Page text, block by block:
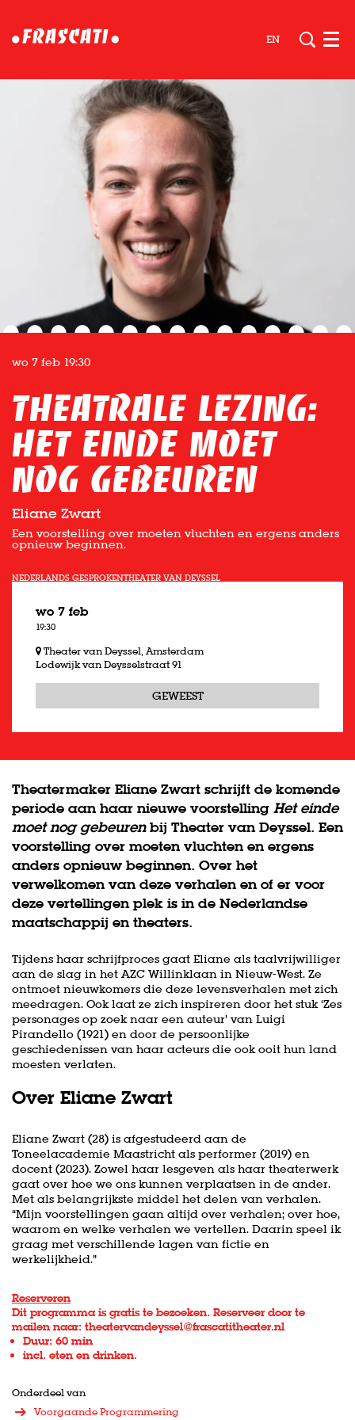
EN
Theatrale lezing:
Het einde moet
nog gebeuren
Eliane Zwart
wo 7 feb 19:30
Een voorstelling over moeten vluchten en ergens anders
opnieuw beginnen.
NEDERLANDS GESPROKENTHEATER VAN DEYSSEL
wo 7 feb
19:30
Theater van Deyssel, Amsterdam
Lodewijk van Deysselstraat 91
GEWEEST
Theatermaker Eliane Zwart schrijft de komende
periode aan haar nieuwe voorstelling Het einde
moet nog gebeurenbij Theater van Deyssel. Een
voorstelling over moeten vluchten en ergens
anders opnieuw beginnen. Over het
verwelkomen van deze verhalen en of er voor
deze vertellingen plek is in de Nederlandse
maatschappij en theaters.
Tijdens haar schrijfproces gaat Eliane als taalvrijwilliger
aan de slag in het AZC Willinklaan in Nieuw-West. Ze
ontmoet nieuwkomers die deze levensverhalen met zich
meedragen. Ook laat ze zich inspireren door het stuk ‘Zes
personages op zoek naar een auteur’ van Luigi
Pirandello (1921) en door de persoonlijke
geschiedenissen van haar acteurs die ook ooit hun land
moesten verlaten.
Over Eliane Zwart
Eliane Zwart (28) is afgestudeerd aan de
Toneelacademie Maastricht als performer (2019) en
docent (2023). Zowel haar lesgeven als haar theaterwerk
gaat over hoe we ons kunnen verplaatsen in de ander.
Met als belangrijkste middel het delen van verhalen.
“Mijn voorstellingen gaan altijd over verhalen; over hoe,
waarom en welke verhalen we vertellen. Daarin speel ik
graag met verschillende lagen van fictie en
werkelijkheid.”
Reserveren
Dit programma is gratis te bezoeken. Reserveer door te
mailen naar: theatervandeyssel@frascatitheater.nl
Duur: 60 min
incl. eten en drinken.
Onderdeel van
Voorgaande Programmering
Inzoomen